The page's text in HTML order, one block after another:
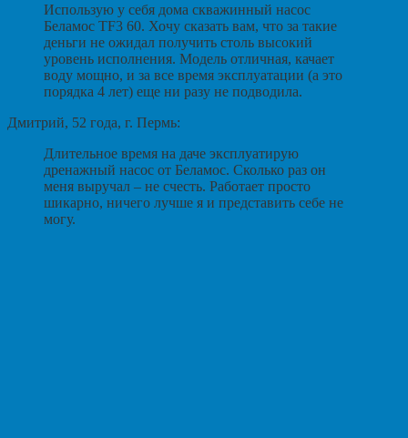
Использую у себя дома скважинный насос
Беламос TF3 60. Хочу сказать вам, что за такие
деньги не ожидал получить столь высокий
уровень исполнения. Модель отличная, качает
воду мощно, и за все время эксплуатации (а это
порядка 4 лет) еще ни разу не подводила.
Дмитрий, 52 года, г. Пермь:
Длительное время на даче эксплуатирую
дренажный насос от Беламос. Сколько раз он
меня выручал – не счесть. Работает просто
шикарно, ничего лучше я и представить себе не
могу.